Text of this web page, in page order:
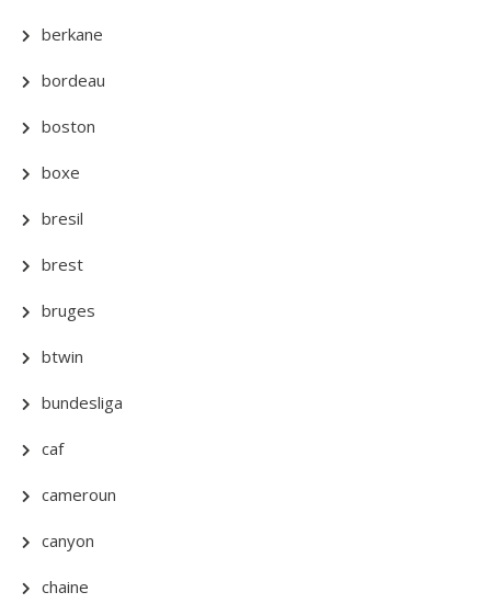
berkane
bordeau
boston
boxe
bresil
brest
bruges
btwin
bundesliga
caf
cameroun
canyon
chaine